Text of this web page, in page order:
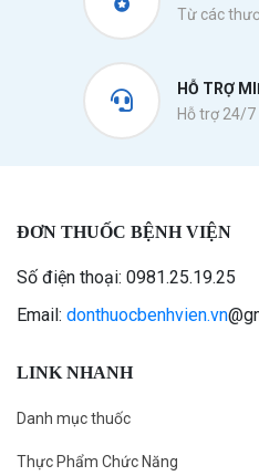
Từ các
HỖ TRỢ
Hỗ trợ 24/7
ĐƠN THUỐC BỆNH VIỆN
Số điện thoại: 0981.25.19.25
Email: donthuocbenhvien.vn
LINK NHANH
Danh mục thuốc
Thực Phẩm Chức Năng